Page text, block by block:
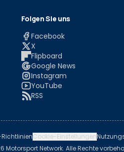
Folgen Sie uns
Facebook
X
Flipboard
Google News
Instagram
YouTube
RSS
Cookie-Einstellungen
Motorsport Network. Alle Rechte